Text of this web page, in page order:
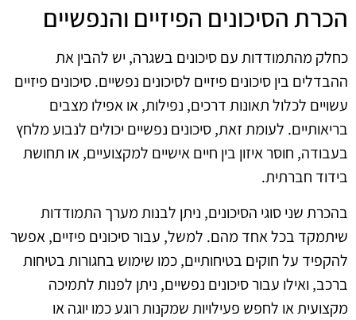
הכרת הסיכונים הפיזיים והנפשיים
כחלק מהתמודדות עם סיכונים בשגרה, יש להבין את
ההבדלים בין סיכונים פיזיים לסיכונים נפשיים. סיכונים פיזיים
עשויים לכלול תאונות דרכים, נפילות, או אפילו מצבים
בריאותיים. לעומת זאת, סיכונים נפשיים יכולים לנבוע מלחץ
בעבודה, חוסר איזון בין חיים אישיים למקצועיים, או תחושת
בידוד חברתית.
בהכרת שני סוגי הסיכונים, ניתן לבנות מערך התמודדות
שיתמקד בכל אחד מהם. למשל, עבור סיכונים פיזיים, אפשר
להקפיד על חוקים בטיחותיים, כמו שימוש בחגורות בטיחות
ברכב, ואילו עבור סיכונים נפשיים, ניתן לפנות לתמיכה
מקצועית או לחפש פעילויות שמקנות רוגע כמו יוגה או